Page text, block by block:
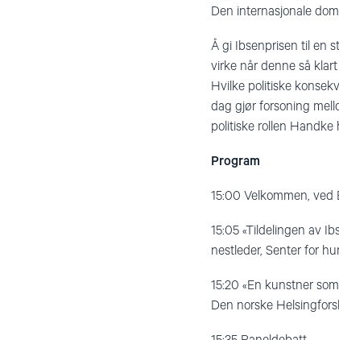
Den internasjonale
Å gi Ibsenprisen til en
virke når denne så
Hvilke politiske
dag gjør forsoning
politiske rollen Handke
Program
15:00 Velkommen,
15:05 «Tildelingen av
nestleder, Senter for
15:20 «En kunstner
Den norske